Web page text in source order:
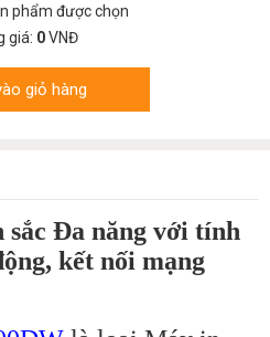
phẩm được chọn
giá: 0VNĐ
giỏ hàng
Đa năng với tính
kết nối mạng